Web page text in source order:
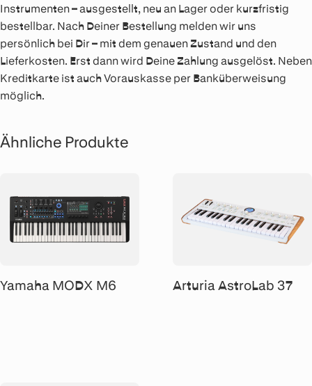
Instrumenten – ausgestellt, neu an Lager oder kurzfristig
bestellbar. Nach Deiner Bestellung melden wir uns
persönlich bei Dir – mit dem genauen Zustand und den
Lieferkosten. Erst dann wird Deine Zahlung ausgelöst. Neben
Kreditkarte ist auch Vorauskasse per Banküberweisung
möglich.
Ähnliche Produkte
Yamaha MODX M6 Arturia AstroLab 37